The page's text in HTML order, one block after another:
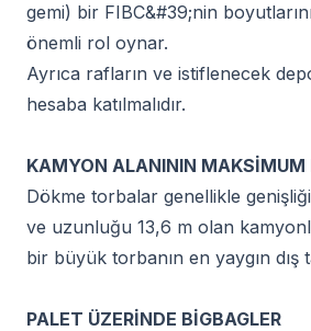
gemi) bir FIBC&#39;nin
önemli rol oynar.
Ayrıca rafların ve istiflenecek
hesaba katılmalıdır.
KAMYON ALANININ MAKSİMUM
Dökme torbalar genellikle
ve uzunluğu 13,6 m olan
bir büyük torbanın en yaygın dış
PALET ÜZERİNDE BİGBAGLER